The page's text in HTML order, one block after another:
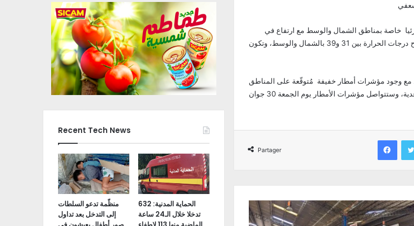
28 جوان 2023، سيكون مغيّما جزئيا خاصة بمناطق الشمال والوسط مع ارتفاع في
درجات الحرارة، وسيتواصل هذا الارتفاع الخميس، حيث ستتراوح درجات الحرارة بين 31 و39 بالشمال والوسط، وتكون
وجود مؤشرات أمطار خفيفة مُتوقّعة على المناطق
Partager
Facebook
Recent Tech News
منظّمة تدعو السلطات
إلى التدخل بعد تداول
الحماية المدنية: 632
تدخلا خلال الـ24 ساعة